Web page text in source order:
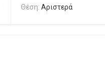
Θέση: Αριστερά